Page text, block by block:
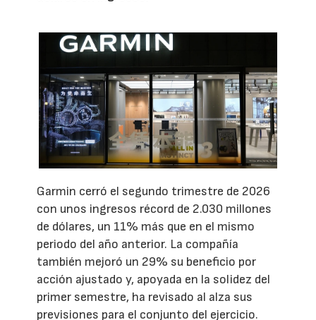
Garmin cerró el segundo trimestre de 2026
con unos ingresos récord de 2.030 millones
de dólares, un 11% más que en el mismo
periodo del año anterior. La compañía
también mejoró un 29% su beneficio por
acción ajustado y, apoyada en la solidez del
primer semestre, ha revisado al alza sus
previsiones para el conjunto del ejercicio.